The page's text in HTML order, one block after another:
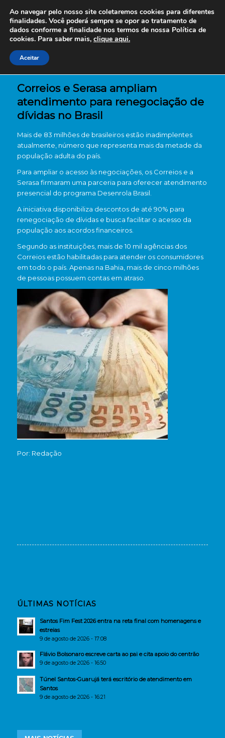
Correios e Serasa ampliam
atendimento para renegociação de
dívidas no Brasil
Mais de 83 milhões de brasileiros estão inadimplentes
atualmente, número que representa mais da metade da
população adulta do país.
Para ampliar o acesso às negociações, os Correios e a
Serasa firmaram uma parceria para oferecer atendimento
presencial do programa Desenrola Brasil.
A iniciativa disponibiliza descontos de até 90% para
renegociação de dívidas e busca facilitar o acesso da
população aos acordos financeiros.
Segundo as instituições, mais de 10 mil agências dos
Correios estão habilitadas para atender os consumidores
em todo o país. Apenas na Bahia, mais de cinco milhões
de pessoas possuem contas em atraso.
Por: Redação
ÚLTIMAS NOTÍCIAS
Santos Fim Fest 2026 entra na reta final com homenagens e
estreias
9 de agosto de 2026 - 17:08
Flávio Bolsonaro escreve carta ao pai e cita apoio do centrão
9 de agosto de 2026 - 16:50
Túnel Santos-Guarujá terá escritório de atendimento em
Santos
9 de agosto de 2026 - 16:21
Ao navegar pelo nosso site coletaremos cookies para diferentes
finalidades. Você poderá sempre se opor ao tratamento de
dados conforme a finalidade nos termos de nossa Política de
cookies. Para saber mais, clique aqui.
Aceitar